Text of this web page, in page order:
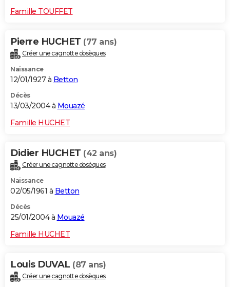
Famille TOUFFET
Pierre HUCHET (77 ans)
Créer une cagnotte obsèques
Naissance
12/01/1927 à Betton
Décès
13/03/2004 à Mouazé
Famille HUCHET
Didier HUCHET (42 ans)
Créer une cagnotte obsèques
Naissance
02/05/1961 à Betton
Décès
25/01/2004 à Mouazé
Famille HUCHET
Louis DUVAL (87 ans)
Créer une cagnotte obsèques